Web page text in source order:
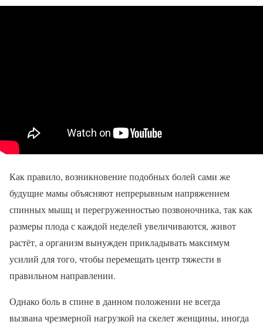
Как правило, возникновение подобных болей сами же
будущие мамы объясняют непрерывным напряжением
спинных мышц и перегруженностью позвоночника, так как
размеры плода с каждой неделей увеличиваются, живот
растёт, а организм вынужден прикладывать максимум
усилий для того, чтобы перемещать центр тяжести в
правильном направлении.
Однако боль в спине в данном положении не всегда
вызвана чрезмерной нагрузкой на скелет женщины, иногда